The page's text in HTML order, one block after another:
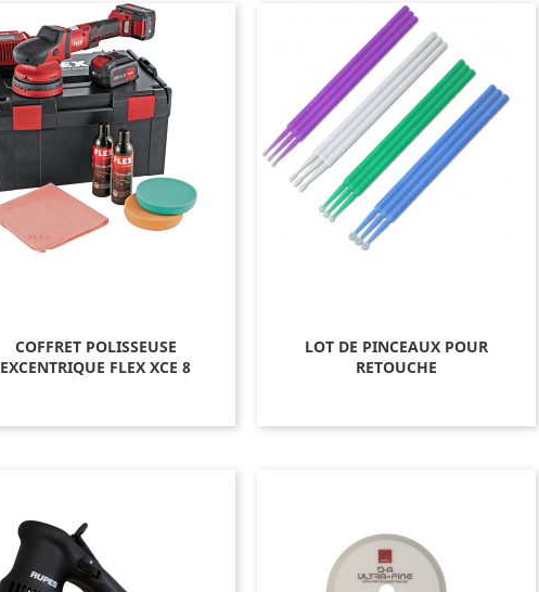
COFFRET POLISSEUSE
EXCENTRIQUE FLEX XCE 8
LOT DE PINCEAUX POUR
RETOUCHE